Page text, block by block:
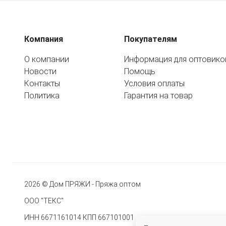
Компания
О компании
Новости
Контакты
Политика
Покупателям
Информация для
Помощь
Условия оплаты
Гарантия на товар
2026 © Дом ПРЯЖИ - Пряжа оптом
ООО "ТЕКС"
ИНН 6671161014 КПП 667101001